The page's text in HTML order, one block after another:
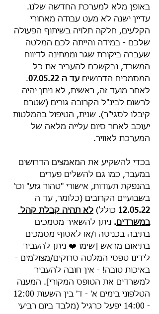
באופן מלא למערכת החדשה שלנו.
עדיין ישנה לא מעט עבודה מאחורי
הקלעים, חלקה תלויה בשיתוף הפעולה
שלכם - במידה והייתה לכם המלטה
שעברה ביקורת שגר וממתינה לדיווח
המשרד, נבקשכם להעביר את כל
המסמכים הדרושים עד ה 07.05.22
.
לאחר מועד זה, ראשית, לא ניתן יהיה
לרשום לבינ"ל הקרובה גורים (שטרם
קיבלו לסגי"ר). שנית, הטיפול בהמלטות
יעוכב לאחר סיום עלייה מלאה של
המערכת לאוויר.
בכדי להשקיע את המאמצים הדרושים
במעבר, כמו גם להשלים פערים
בהנפקת תעודות, אישורי "טהור גזע" וכו'
בשבועיים הקרובים (כלומר, עד ה
12.05.22 כולל) לא תהיה קבלת קהל
במשרדים . ניתן להשאיר מסמכים
בתיבה בכניסה ו/או לאסוף מסמכים
בתיאום מראש [שימו ❤️ ניתן להעביר
לידינו טפסי המלטה סרוקים/מצולמים -
באיכות טובה! - אין חובה להעביר
למשרדים את הטופס המקורי]. המענה
- 14:00 יפעל כרגיל (מלבד ביום רביעי